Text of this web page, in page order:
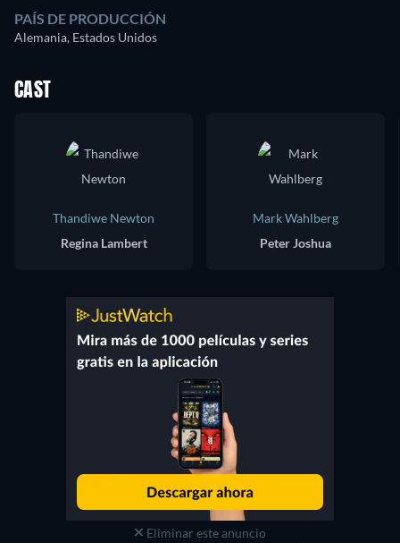
PAÍS DE PRODUCCIÓN
Alemania, Estados Unidos
CAST
Thandiwe Newton
Regina Lambert
Mark Wahlberg
Peter Joshua
Eliminar este anuncio